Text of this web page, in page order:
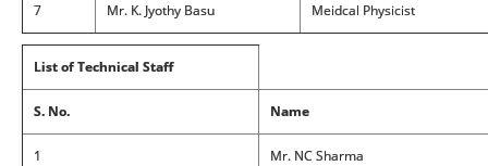
7 Mr. K. Jyothy Basu Meidcal Physicist
List of Technical Staff
S. No. Name
1 Mr. NC Sharma